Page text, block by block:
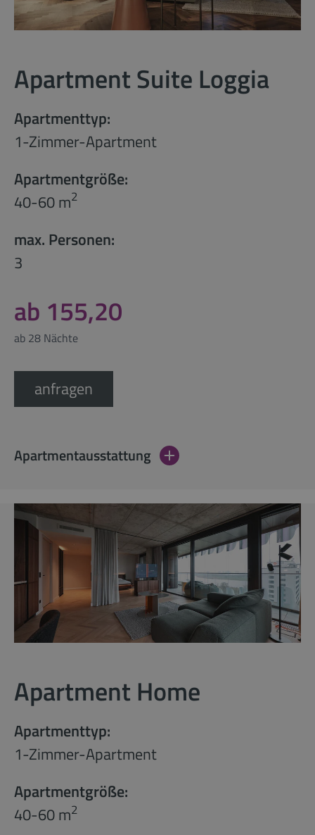
Apartment Suite Loggia
Apartmenttyp:
1-Zimmer-Apartment
Apartmentgröße:
40-60 m2
max. Personen:
3
ab 155,20
ab 28 Nächte
anfragen
Apartmentausstattung
Apartment Home
Apartmenttyp:
1-Zimmer-Apartment
Apartmentgröße:
40-60 m2